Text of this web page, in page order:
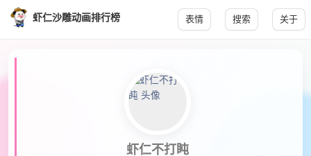
虾仁沙雕动画排行榜 表情 搜索 关于
虾仁不打盹